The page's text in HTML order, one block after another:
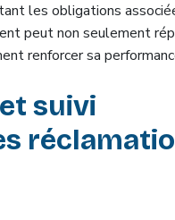
les obligations
peut non seulement
renforcer sa
suivi